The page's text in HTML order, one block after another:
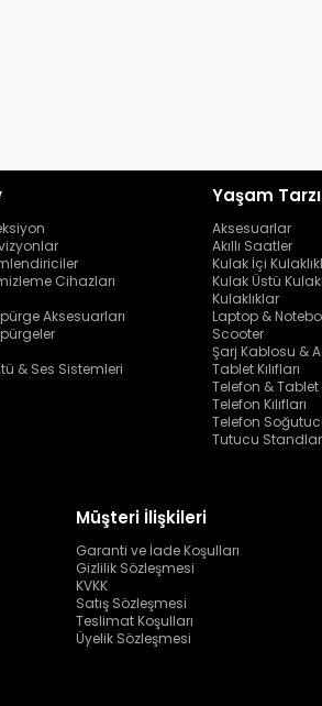
Cihazları
Aksesuarları
& Ses Sistemleri
Yaşam Tarzı
Aksesuarlar
Akıllı Saatler
Kulak İçi
Kulak Üstü
Kulaklıklar
Laptop &
Scooter
Şarj Kablosu &
Tablet Kılıfları
Telefon & Tablet
Telefon Kılıfları
Telefon
Tutucu Standlar
Müşteri İlişkileri
Garanti ve İade Koşulları
Gizlilik Sözleşmesi
KVKK
Satış Sözleşmesi
Teslimat Koşulları
Üyelik Sözleşmesi